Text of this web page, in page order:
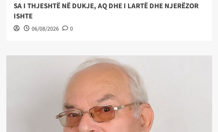
SA I THJESHTË NË DUKJE, AQ DHE I LARTË DHE NJERËZOR
ISHTE
06/08/2026 0